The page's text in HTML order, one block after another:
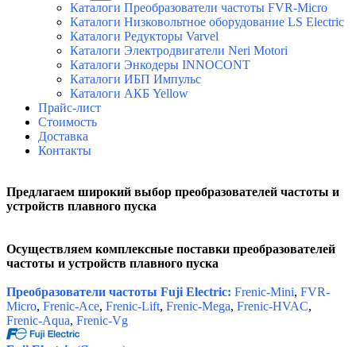
Каталоги Преобразователи частоты FVR-Micro
Каталоги Низковольтное оборудование LS Electric
Каталоги Редукторы Varvel
Каталоги Электродвигатели Neri Motori
Каталоги Энкодеры INNOCONT
Каталоги ИБП Импульс
Каталоги АКБ Yellow
Прайс-лист
Стоимость
Доставка
Контакты
Предлагаем широкий выбор преобразователей частоты и
устройств плавного пуска
Осуществляем комплексные поставки преобразователей
частоты и устройств плавного пуска
Преобразователи частоты Fuji Electric: Frenic-Mini, FVR-
Micro, Frenic-Ace, Frenic-Lift, Frenic-Mega, Frenic-HVAC,
Frenic-Aqua, Frenic-Vg